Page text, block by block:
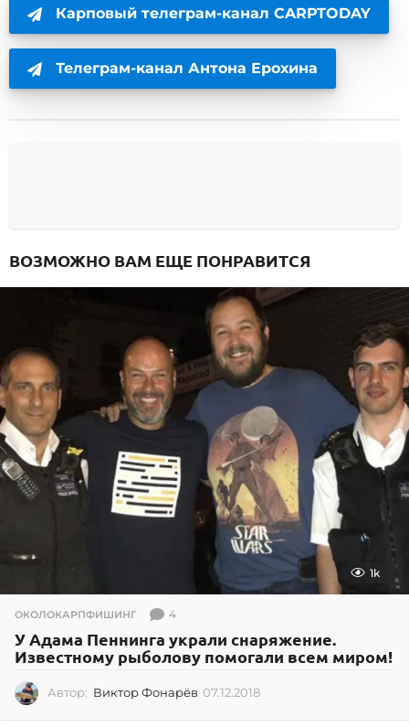
Карповый телеграм-канал CARPTODAY
Телеграм-канал Антона Ерохина
ВОЗМОЖНО ВАМ ЕЩЕ ПОНРАВИТСЯ
1k
ОКОЛОКАРПФИШИНГ 4
У Адама Пеннинга украли снаряжение.
Известному рыболову помогали всем миром!
Автор: Виктор Фонарёв 07.12.2018